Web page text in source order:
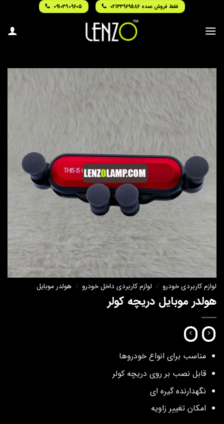
content
فقط فروش عمده 02133969586 09103909605
لوازم کاربردی خودرو / لوازم کاربردی داخل خودرو / هولدر موبایل
هولدر موبایل دریچه کولر
مناسب برای انواع خودروها
قابل نصب بر روی دریچه کولر
نگهدارنده گیره ای
امکان تغییر زاویه